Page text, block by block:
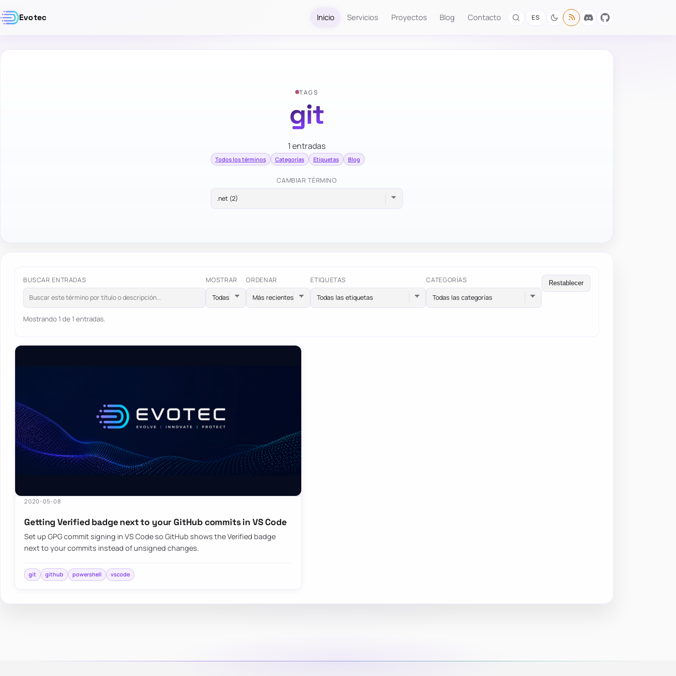
Evotec Inicio Servicios Proyectos Blog Contacto ES
TAGS
git
1 entradas
Todos los términos Categorías Etiquetas Blog
CAMBIAR TÉRMINO
BUSCAR ENTRADAS MOSTRAR ORDENAR ETIQUETAS
Todas las etiquetas
CATEGORÍAS
Todas las categorías
Restablecer
Mostrando 1 de 1 entradas.
2020-05-08
Getting Verified badge next to your GitHub commits in VS Code
Set up GPG commit signing in VS Code so GitHub shows the Verified badge
next to your commits instead of unsigned changes.
git github powershell vscode